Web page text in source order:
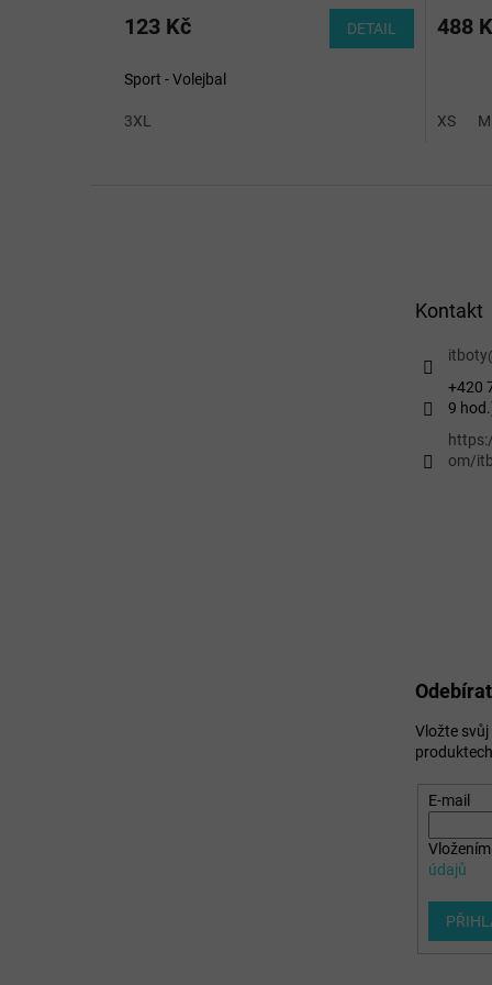
123 Kč DETAIL
Sport - Volejbal
3XL
488
XS M
Kontakt
itboty
+420
9
om/
Vložte
E-mail
údajů